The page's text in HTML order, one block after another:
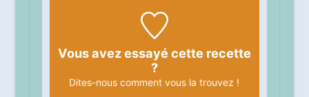
Vous avez essayé cette recette
?
Dites-nous comment vous la trouvez !